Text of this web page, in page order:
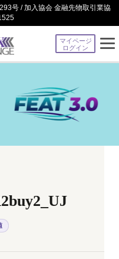
号 / 加入協会 金融先物取引業協
マイページ
ログイン